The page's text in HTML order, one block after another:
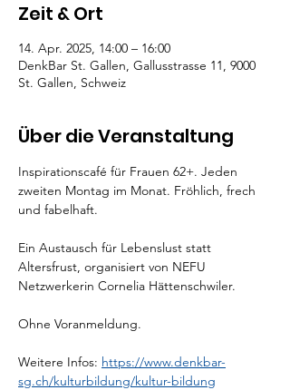
Zeit & Ort
14. Apr. 2025, 14:00 – 16:00
DenkBar St. Gallen, Gallusstrasse 11, 9000
St. Gallen, Schweiz
Über die Veranstaltung
Inspirationscafé für Frauen 62+. Jeden
zweiten Montag im Monat. Fröhlich, frech
und fabelhaft.
Ein Austausch für Lebenslust statt
Altersfrust, organisiert von NEFU
Netzwerkerin Cornelia Hättenschwiler.
Ohne Voranmeldung.
Weitere Infos: https://www.denkbar-
sg.ch/kulturbildung/kultur-bildung